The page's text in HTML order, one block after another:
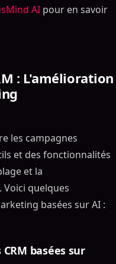
AI pour en savoir
: L'amélioration
les campagnes
et des fonctionnalités
et la
quelques
basées sur AI :
basées sur